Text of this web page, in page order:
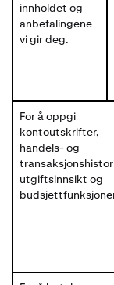
innholdet og
anbefalingene
vi gir deg.
For å oppgi
kontoutskrifter,
handels- og
utgiftsinnsikt og